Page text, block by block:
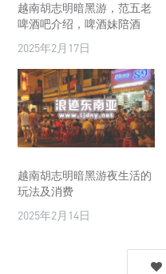
越南胡志明暗黑游，范五老
啤酒吧介绍，啤酒妹陪酒
2025年2月17日
越南胡志明暗黑游夜生活的
玩法及消费
2025年2月14日